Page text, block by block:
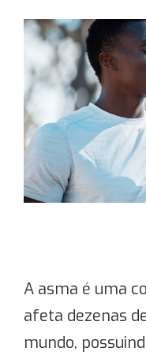
A asma é uma
afeta dezenas
mundo,